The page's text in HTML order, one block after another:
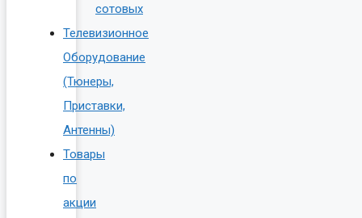
сотовых
Телевизионное
Оборудование
(Тюнеры,
Приставки,
Антенны)
Товары
по
акции